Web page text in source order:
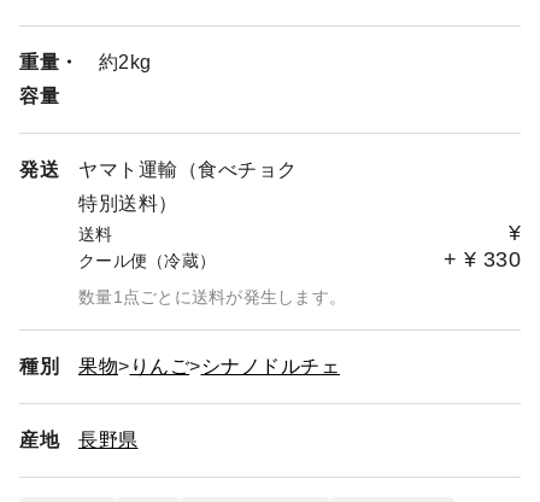
重量・
容量
約2kg
発送
ヤマト運輸（食べチョク
特別送料）
送料 ¥
クール便（冷蔵） + ¥ 330
数量1点ごとに送料が発生します。
種別 果物 りんご シナノドルチェ
産地 長野県